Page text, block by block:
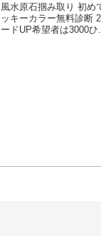
風水原石掴み取り 初め
ッキーカラー無料診断 2
ードUP希望者は3000ひ...